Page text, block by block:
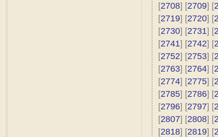
[2708] [2709] [
[2719] [2720] [
[2730] [2731] [
[2741] [2742] [
[2752] [2753] [
[2763] [2764] [
[2774] [2775] [
[2785] [2786] [
[2796] [2797] [
[2807] [2808] [
[2818] [2819] [